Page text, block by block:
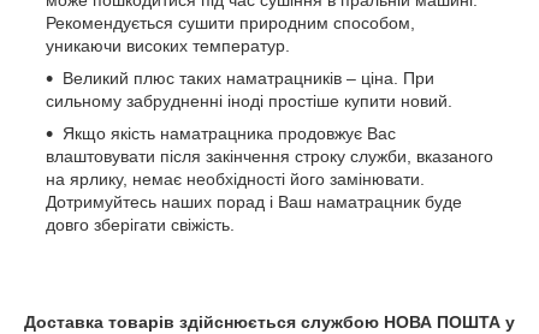
Рекомендується сушити природним способом,
уникаючи високих температур.
Великий плюс таких наматрацників – ціна. При
сильному забрудненні іноді простіше купити новий.
Якщо якість наматрацника продовжує Вас
влаштовувати після закінчення строку служби, вказаного
на ярлику, немає необхідності його замінювати.
Дотримуйтесь наших порад і Ваш наматрацник буде
довго зберігати свіжість.
Доставка товарів здійснюється службою НОВА ПОШТА у